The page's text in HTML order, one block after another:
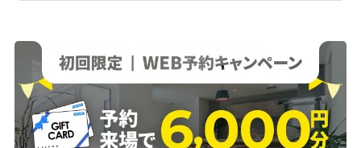
萩本社
0838-22-1394